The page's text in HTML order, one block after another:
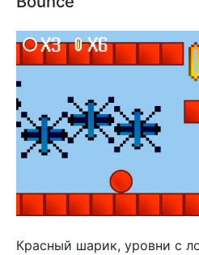
Красный шарик, уровни с